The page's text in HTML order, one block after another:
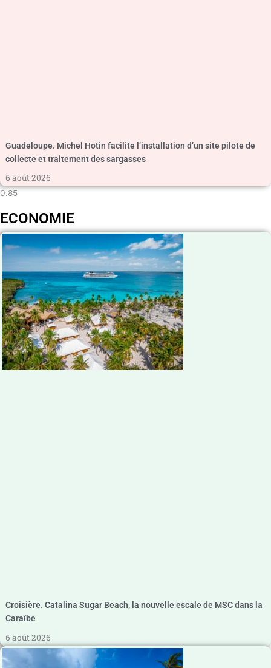
Guadeloupe. Michel Hotin facilite l’installation d’un site pilote de
collecte et traitement des sargasses
6 août 2026
ECONOMIE
Croisière. Catalina Sugar Beach, la nouvelle escale de MSC dans la
Caraïbe
6 août 2026